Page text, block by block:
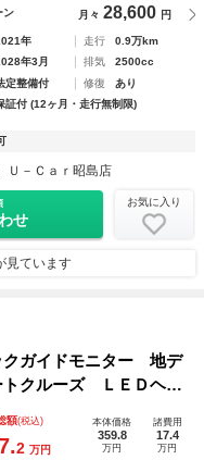
ン 月々 28,600 円
年 走行
0.9万km
年3月 排気
2500cc
定整備付 修復
あり
証付 (12ヶ月・走行無制限)
Ｕ－Ｃａｒ昭島店
せ
お気に入り
見ています
ガイドモニター 地デ
クルーズ ＬＥＤヘッ
Ｐシート ＡＵＸ 助
モリ－ナビ
額(税込)
2 万円
本体価格
359.8
万円
諸費用
17.4
万円